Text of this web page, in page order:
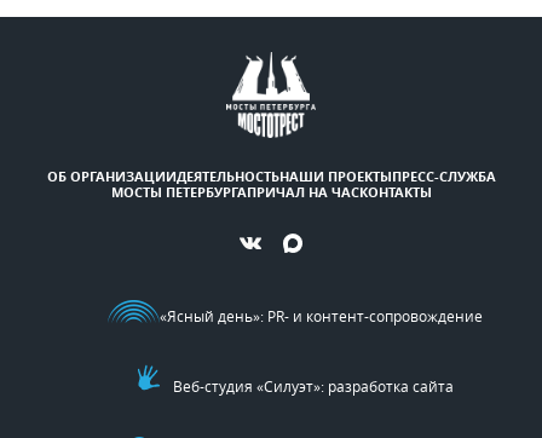
ОБ ОРГАНИЗАЦИИДЕЯТЕЛЬНОСТЬНАШИ ПРОЕКТЫПРЕСС-СЛУЖБА
МОСТЫ ПЕТЕРБУРГАПРИЧАЛ НА ЧАСКОНТАКТЫ
«Ясный день»: PR- и контент-сопровождение
Веб-студия «Силуэт»: разработка сайта